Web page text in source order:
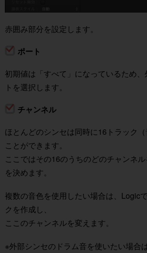
赤囲み部分を設定します。
ポート
初期値は「すべて」になっているため
トを選択します。
チャンネル
ほとんどのシンセは同時に16トラック
ことができます。
ここではその16のうちのどのチャンネ
を決めます。
複数の音色を使用したい場合は、Logic
クを作成し、
ここのチャンネルを変えます。
※外部シンセのドラム音を使いたい場合